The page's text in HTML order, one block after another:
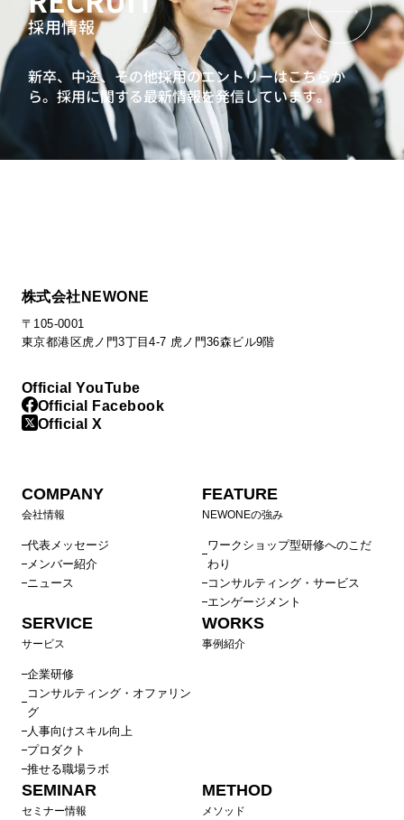
採用情報
新卒、中途、その他採用のエントリーはこちらか
ら。採用に関する最新情報を発信しています。
株式会社NEWONE
〒105-0001
東京都港区虎ノ門3丁目4-7 虎ノ門36森ビル9階
Official YouTube
Official Facebook
Official X
COMPANY
会社情報
代表メッセージ
メンバー紹介
ニュース
FEATURE
NEWONEの強み
ワークショップ型研修へのこだ
わり
コンサルティング・サービス
エンゲージメント
SERVICE
サービス
企業研修
コンサルティング・オファリン
グ
人事向けスキル向上
プロダクト
推せる職場ラボ
WORKS
事例紹介
SEMINAR
セミナー情報
METHOD
メソッド